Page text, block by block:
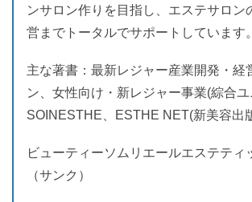
ンサロン作りを目指し、エステサロン
営までトータルでサポートしています。
主な著書：最新レジャー産業開発・経
ン、女性向け・新レジャー事業(綜合ユ
SOINESTHE、ESTHE NET(新美容出
ビューティーソムリエールエステティ
（サンク）